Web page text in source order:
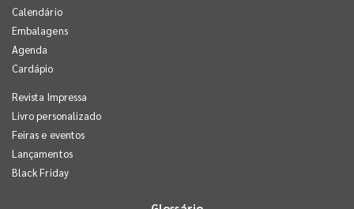
Calendário
Embalagens
Agenda
Cardápio
Revista Impressa
Livro personalizado
Feiras e eventos
Lançamentos
Black Friday